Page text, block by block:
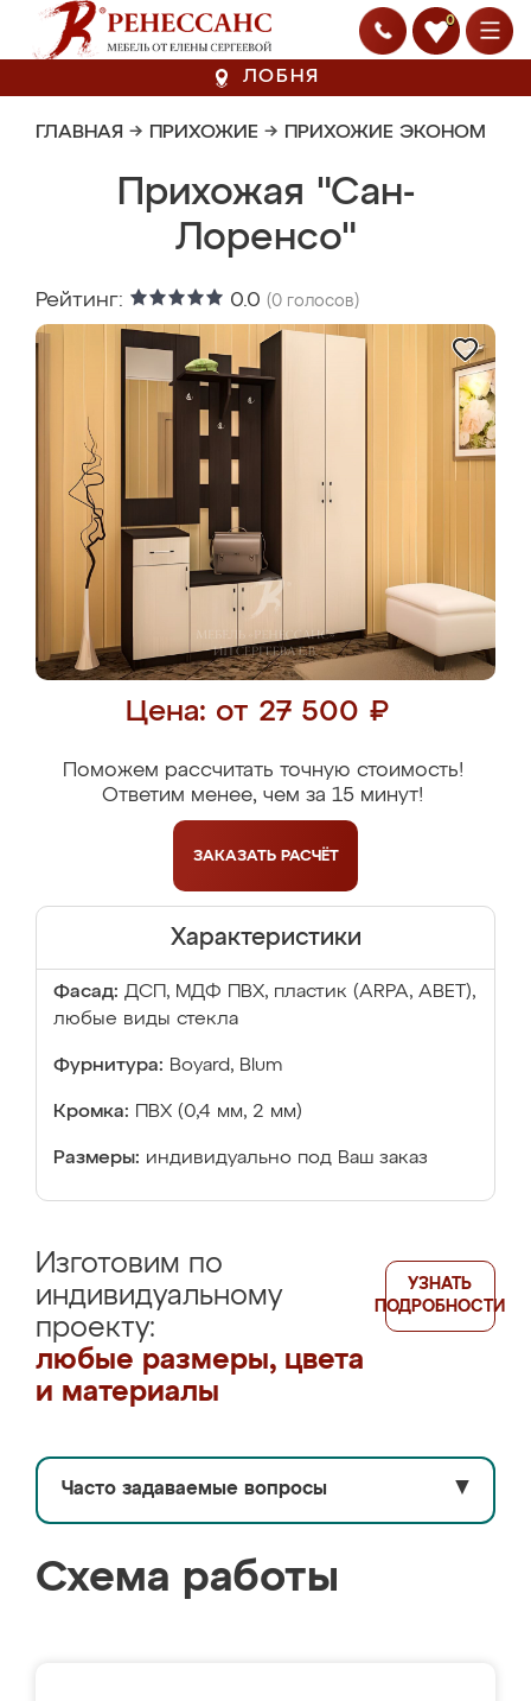
0
ЛОБНЯ
ГЛАВНАЯ → ПРИХОЖИЕ → ПРИХОЖИЕ ЭКОНОМ
Прихожая "Сан-
Лоренсо"
Рейтинг: 0.0 (0 голосов)
Цена: от 27 500 ₽
Поможем рассчитать точную стоимость!
Ответим менее, чем за 15 минут!
ЗАКАЗАТЬ РАСЧЁТ
Характеристики
Фасад: ДСП, МДФ ПВХ, пластик (ARPA, ABET),
любые виды стекла
Фурнитура: Boyard, Blum
Кромка: ПВХ (0,4 мм, 2 мм)
Размеры: индивидуально под Ваш заказ
Изготовим по
индивидуальному
проекту:
любые размеры, цвета
и материалы
УЗНАТЬ
ПОДРОБНОСТИ
Часто задаваемые вопросы ▼
Схема работы